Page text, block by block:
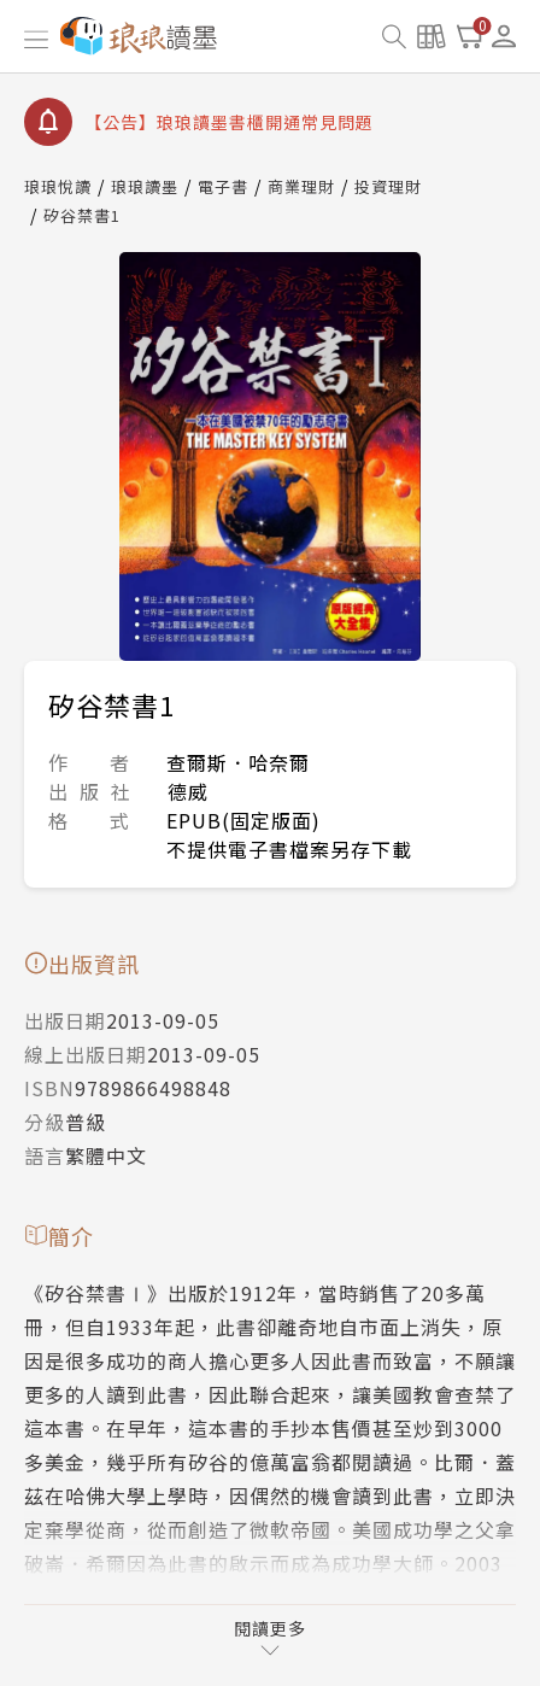
0
【公告】因 Readmoo 讀墨系統維護中，本站同步暫
停部分閱讀服務
【公告】琅琅讀墨數位閱讀資產合併與書櫃開通申請
【公告】琅琅讀墨書櫃開通常見問題
請圖文教學
【公告】琅琅書店服務升級重要說明及資產合併結果
查詢
【公告】因 Readmoo 讀墨系統維護中，本站同步暫
停部分閱讀服務
琅琅悅讀 琅琅讀墨 電子書 商業理財
投資理財
矽谷禁書1
矽谷禁書1
作 者
查爾斯．哈奈爾
出 版 社
德威
格 式
EPUB(固定版面)
不提供電子書檔案另存下載
出版資訊
出版日期2013-09-05
線上出版日期2013-09-05
ISBN9789866498848
分級普級
語言繁體中文
簡介
《矽谷禁書Ⅰ》出版於1912年，當時銷售了20多萬
冊，但自1933年起，此書卻離奇地自市面上消失，原
因是很多成功的商人擔心更多人因此書而致富，不願讓
更多的人讀到此書，因此聯合起來，讓美國教會查禁了
這本書。在早年，這本書的手抄本售價甚至炒到3000
多美金，幾乎所有矽谷的億萬富翁都閱讀過。比爾．蓋
茲在哈佛大學上學時，因偶然的機會讀到此書，立即決
定棄學從商，從而創造了微軟帝國。美國成功學之父拿
破崙．希爾因為此書的啟示而成為成功學大師。2003
為最熱門的暢銷書。《矽谷禁書Ⅰ》大全集是國內唯一
的完整中譯本，閱讀本書將帶給你更多的驚喜與收穫。
閱讀更多